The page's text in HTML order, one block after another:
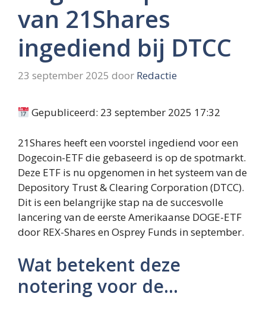
van 21Shares
ingediend bij DTCC
23 september 2025 door Redactie
Gepubliceerd: 23 september 2025 17:32
21Shares heeft een voorstel ingediend voor een
Dogecoin-ETF die gebaseerd is op de spotmarkt.
Deze ETF is nu opgenomen in het systeem van de
Depository Trust & Clearing Corporation (DTCC).
Dit is een belangrijke stap na de succesvolle
lancering van de eerste Amerikaanse DOGE-ETF
door REX-Shares en Osprey Funds in september.
Wat betekent deze
notering voor de…